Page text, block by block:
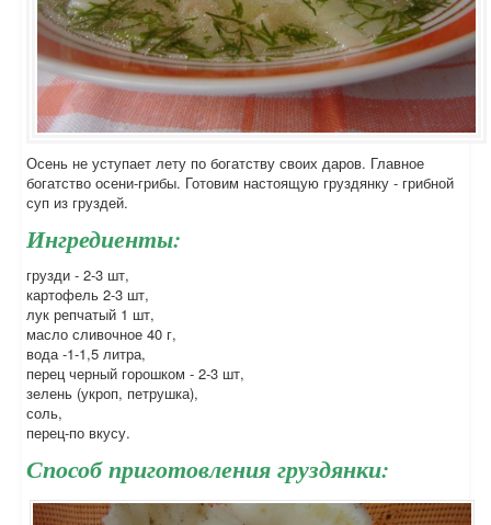
Осень не уступает лету по богатству своих даров. Главное
богатство осени-грибы. Готовим настоящую груздянку - грибной
суп из груздей.
Ингредиенты:
грузди - 2-3 шт,
картофель 2-3 шт,
лук репчатый 1 шт,
масло сливочное 40 г,
вода -1-1,5 литра,
перец черный горошком - 2-3 шт,
зелень (укроп, петрушка),
соль,
перец-по вкусу.
Способ приготовления груздянки: